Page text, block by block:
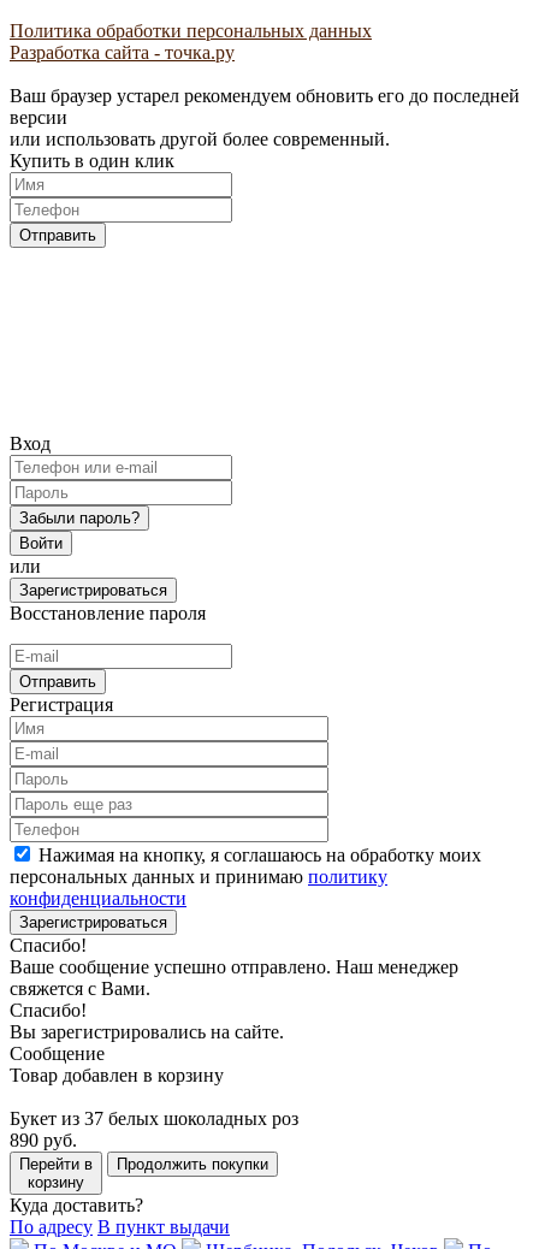
Политика обработки персональных данных
Разработка сайта - точка.ру
Ваш браузер устарел рекомендуем обновить его до последней
версии
или использовать другой более современный.
Купить в один клик
Отправить
Вход
Забыли пароль?
Войти
или
Зарегистрироваться
Восстановление пароля
Отправить
Регистрация
Нажимая на кнопку, я соглашаюсь на обработку моих
персональных данных и принимаю политику
конфиденциальности
Зарегистрироваться
Спасибо!
Ваше сообщение успешно отправлено. Наш менеджер
свяжется с Вами.
Спасибо!
Вы зарегистрировались на сайте.
Сообщение
Товар добавлен в корзину
Букет из 37 белых шоколадных роз
890 руб.
Перейти в
корзину
Продолжить покупки
Куда доставить?
По адресу В пункт выдачи